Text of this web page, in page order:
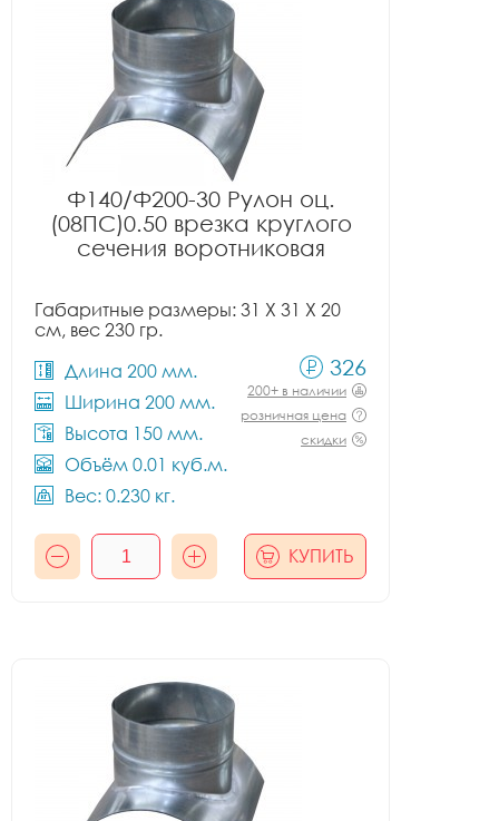
Ф140/Ф200-30 Рулон оц.
(08ПС)0.50 врезка круглого
сечения воротниковая
Габаритные размеры: 31 X 31 X 20
см, вес 230 гр.
Длина 200 мм.
Ширина 200 мм.
Высота 150 мм.
Объём 0.01 куб.м.
Вес: 0.230 кг.
326
200+ в наличии
розничная цена
скидки
КУПИТЬ